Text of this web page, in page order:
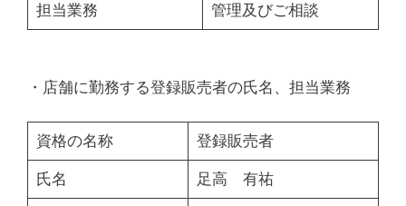
担当業務 管理及びご相談
・店舗に勤務する登録販売者の氏名、担当業務
資格の名称 登録販売者
氏名 足高 有祐